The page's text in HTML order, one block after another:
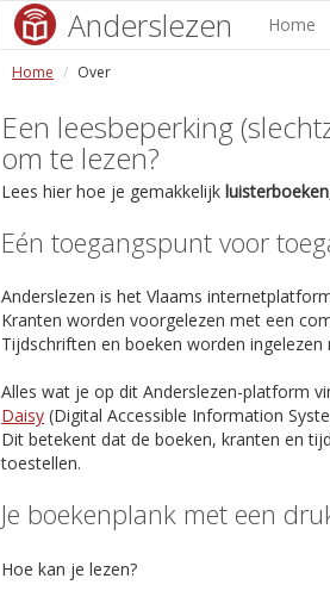
Anderslezen Home
Home Over
Een leesbeperking
om te lezen?
Lees hier hoe je gemakkelijk luisterboeken
Eén toegangspunt voor
Anderslezen is het Vlaams
Kranten worden voorgelezen met een
Tijdschriften en boeken worden
Alles wat je op dit Anderslezen-platform
Daisy (Digital Accessible Information
Dit betekent dat de boeken, kranten en
toestellen.
Je boekenplank met een
Hoe kan je lezen?